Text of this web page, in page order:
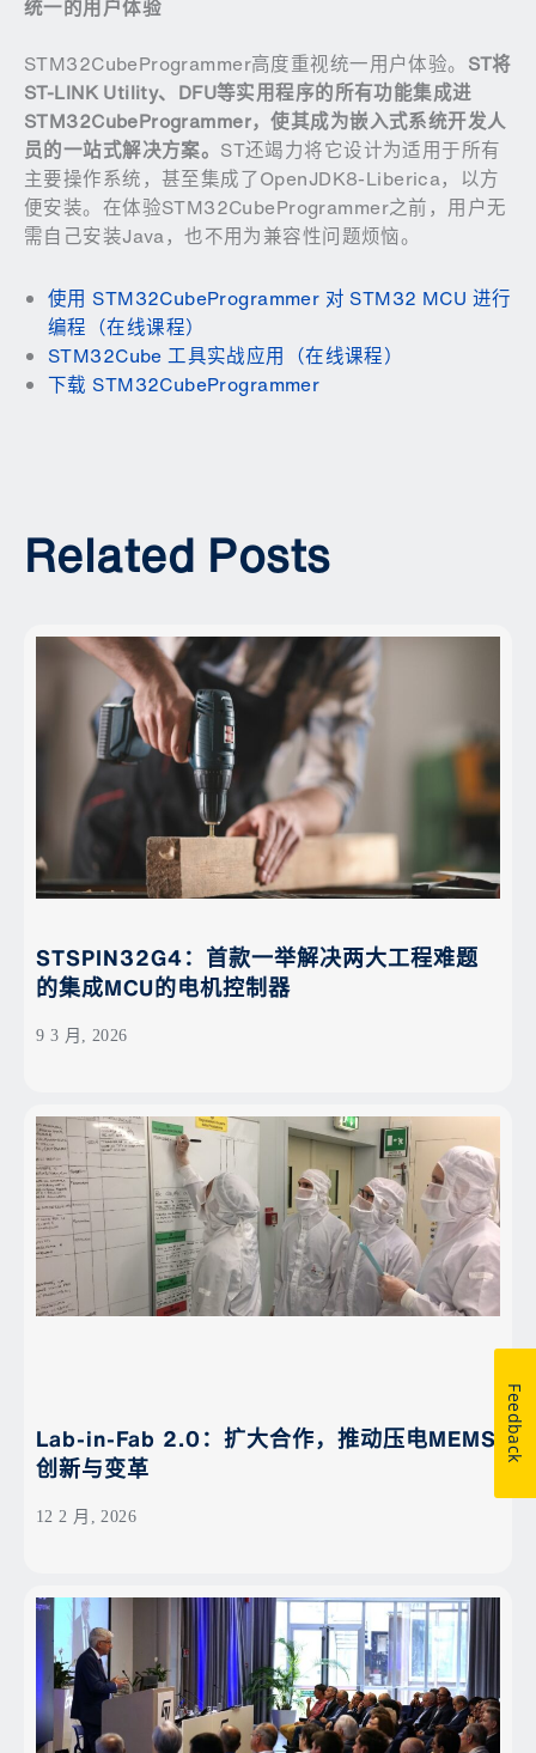
统一的用户体验
STM32CubeProgrammer高度重视统一用户体验。 ST将
ST-LINK Utility、 DFU等实用程序的所有功能集成进
STM32CubeProgrammer，使其成为嵌入式系统开发人
员的一站式解决方案。 ST还竭力将它设计为适用于所有
主要操作系统，甚至集成了OpenJDK8-Liberica，以方
便安装。在体验STM32CubeProgrammer之前，用户无
需自己安装Java，也不用为兼容性问题烦恼。
使用 STM32CubeProgrammer 对 STM32 MCU 进行
编程（在线课程）
STM32Cube 工具实战应用（在线课程）
下载 STM32CubeProgrammer
Related Posts
STSPIN32G4：首款一举解决两大工程难题
的集成MCU的电机控制器
9 3 月, 2026
Lab-in-Fab 2.0：扩大合作，推动压电MEMS
创新与变革
12 2 月, 2026
Feedback